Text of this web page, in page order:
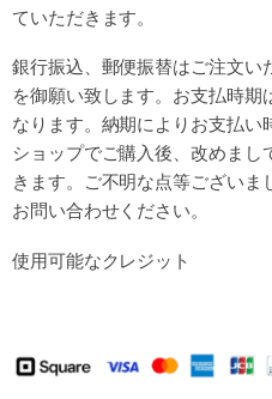
ていただきます。
銀行振込、郵便振替はご注文い
を御願い致します。お支払時期
なります。 納期によりお支払い
ショップでご購入後、改めまし
きます。ご不明な点等ございま
お問い合わせくだ
使用可能なクレジット